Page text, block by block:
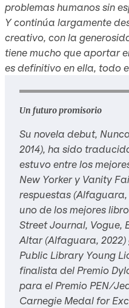
problemas humanos sin
Y continúa largamente
creativo, con la
tiene mucho que aportar
es definitivo en ella, todo
Un futuro promisorio
Su novela debut,
2014), ha sido
estuvo entre los
New Yorkery Vanity
respuestas(Alfaguara,
uno de los mejores
Street Journal, Vogue,
Altar(Alfaguara, 2022)
Public Library Young
finalista del Premio
para el Premio PEN/
Carnegie Medal for